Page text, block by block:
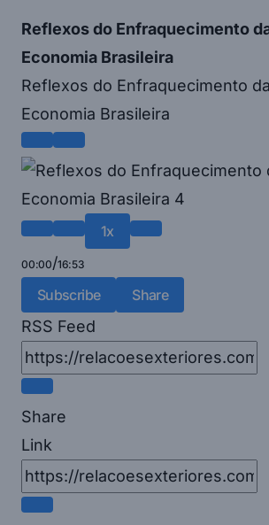
Reflexos do Enfraquecimento
Economia Brasileira
Reflexos do Enfraquecimento
Economia Brasileira
1x
00:00/16:53
Subscribe Share
RSS Feed
Share
Link